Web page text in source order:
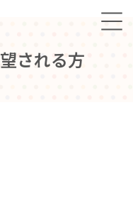
望される方